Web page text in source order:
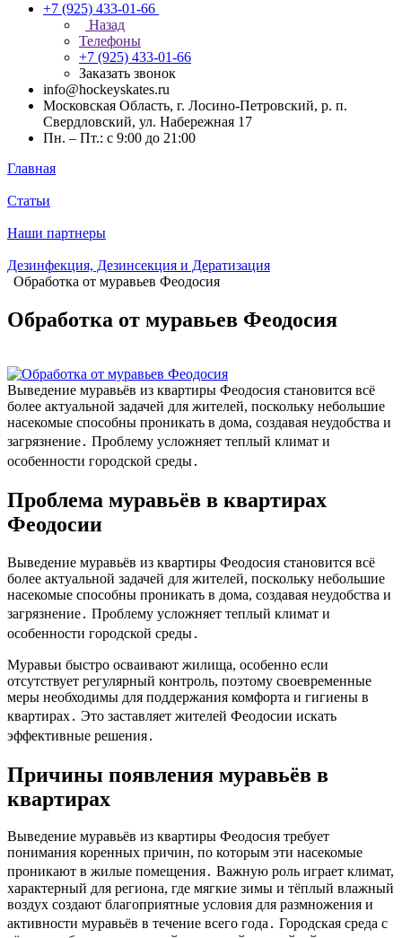
+7 (925) 433-01-66
Назад
Телефоны
+7 (925) 433-01-66
Заказать звонок
info@hockeyskates.ru
Московская Область, г. Лосино-Петровский, р. п.
Свердловский, ул. Набережная 17
Пн. – Пт.: с 9:00 до 21:00
Главная
Статьи
Наши партнеры
Дезинфекция, Дезинсекция и Дератизация
Обработка от муравьев Феодосия
Обработка от муравьев Феодосия
Выведение муравьёв из квартиры Феодосия становится всё
более актуальной задачей для жителей, поскольку небольшие
насекомые способны проникать в дома, создавая неудобства и
загрязнение․ Проблему усложняет теплый климат и
особенности городской среды․
Проблема муравьёв в квартирах
Феодосии
Выведение муравьёв из квартиры Феодосия становится всё
более актуальной задачей для жителей, поскольку небольшие
насекомые способны проникать в дома, создавая неудобства и
загрязнение․ Проблему усложняет теплый климат и
особенности городской среды․
Муравьи быстро осваивают жилища, особенно если
отсутствует регулярный контроль, поэтому своевременные
меры необходимы для поддержания комфорта и гигиены в
квартирах․ Это заставляет жителей Феодосии искать
эффективные решения․
Причины появления муравьёв в
квартирах
Выведение муравьёв из квартиры Феодосия требует
понимания коренных причин, по которым эти насекомые
проникают в жилые помещения․ Важную роль играет климат,
характерный для региона, где мягкие зимы и тёплый влажный
воздух создают благоприятные условия для размножения и
активности муравьёв в течение всего года․ Городская среда с